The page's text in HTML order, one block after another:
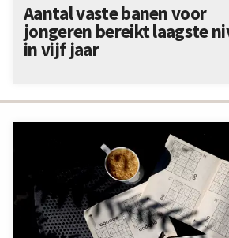
Aantal vaste banen voor
jongeren bereikt laagste
in vijf jaar